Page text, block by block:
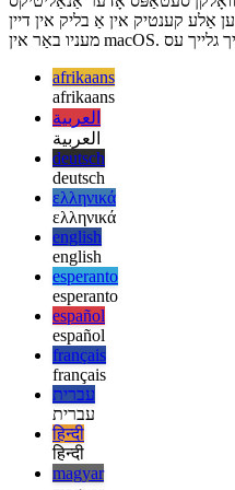
हिन्दी
हिन्दी
magyar
magyar
italiano
italiano
日本語
日本語
한국어
한국어
русский
русский
türkçe
türkçe
yiddish
yiddish
Suggestions